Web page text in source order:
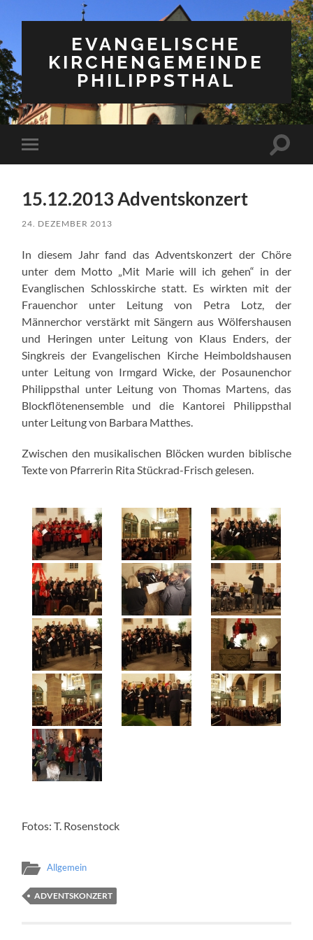
EVANGELISCHE
KIRCHENGEMEINDE
PHILIPPSTHAL
Mobile-
Menü
15.12.2013 Adventskonzert
24. DEZEMBER 2013
In diesem Jahr fand das Adventskonzert der Chöre
unter dem Motto „Mit Marie will ich gehen“ in der
Evanglischen Schlosskirche statt. Es wirkten mit der
Frauenchor unter Leitung von Petra Lotz, der
Männerchor verstärkt mit Sängern aus Wölfershausen
und Heringen unter Leitung von Klaus Enders, der
Singkreis der Evangelischen Kirche Heimboldshausen
unter Leitung von Irmgard Wicke, der Posaunenchor
Philippsthal unter Leitung von Thomas Martens, das
Blockflötenensemble und die Kantorei Philippsthal
unter Leitung von Barbara Matthes.
Zwischen den musikalischen Blöcken wurden biblische
Texte von Pfarrerin Rita Stückrad-Frisch gelesen.
Fotos: T. Rosenstock
Allgemein
ADVENTSKONZERT